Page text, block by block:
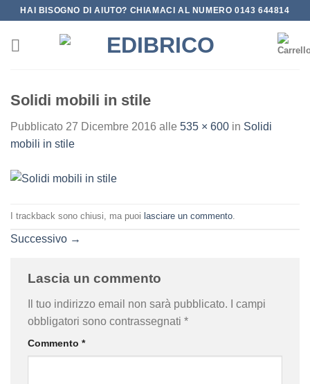
Salta
contenuti
HAI BISOGNO DI AIUTO? CHIAMACI AL NUMERO 0143 644814
Solidi mobili in stile
Pubblicato 27 Dicembre 2016 alle 535 × 600 in Solidi
mobili in stile
I trackback sono chiusi, ma puoi lasciare un commento
Successivo →
Lascia un commento
Il tuo indirizzo email non sarà pubblicato.
I campi
obbligatori sono contrassegnati *
Commento *